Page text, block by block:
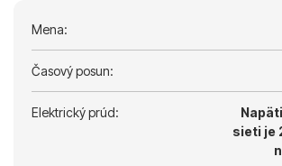
Mena:
Časový posun:
Elektrický prúd:
sieti je